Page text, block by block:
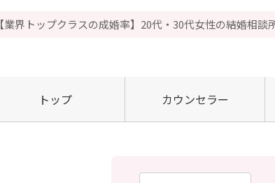
【業界トップクラスの成婚率】20代・30代女性の結婚相談
トップ カウンセラー